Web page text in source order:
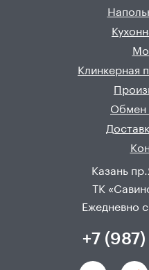
Клинкерная
Обмен
Казань
ТК
Ежедневно
+7